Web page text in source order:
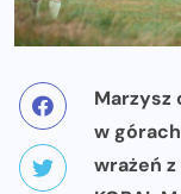
Marzysz
w
wrażeń